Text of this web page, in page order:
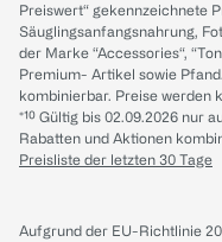
Preiswert“ gekennzeichnete
Säuglingsanfangsnahrung,
der Marke “Accessories“,
Premium- Artikel sowie
kombinierbar. Preise werden
*¹⁰ Gültig bis 02.09.2026 nur
Rabatten und Aktionen
Preisliste der letzten 30 Tage
Aufgrund der EU-Richtlinie